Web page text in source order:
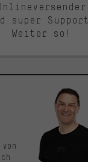
super
Weiter so!